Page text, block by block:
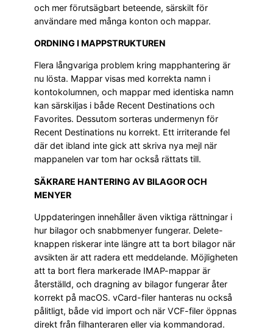
och mer förutsägbart beteende, särskilt för
användare med många konton och mappar.
ORDNING I MAPPSTRUKTUREN
Flera långvariga problem kring mapphantering är
nu lösta. Mappar visas med korrekta namn i
kontokolumnen, och mappar med identiska namn
kan särskiljas i både Recent Destinations och
Favorites. Dessutom sorteras undermenyn för
Recent Destinations nu korrekt. Ett irriterande fel
där det ibland inte gick att skriva nya mejl när
mappanelen var tom har också rättats till.
SÄKRARE HANTERING AV BILAGOR OCH
MENYER
Uppdateringen innehåller även viktiga rättningar i
hur bilagor och snabbmenyer fungerar. Delete-
knappen riskerar inte längre att ta bort bilagor när
avsikten är att radera ett meddelande. Möjligheten
att ta bort flera markerade IMAP-mappar är
återställd, och dragning av bilagor fungerar åter
korrekt på macOS. vCard-filer hanteras nu också
pålitligt, både vid import och när VCF-filer öppnas
direkt från filhanteraren eller via kommandorad.